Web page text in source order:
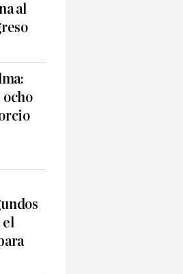
al
ocho
el